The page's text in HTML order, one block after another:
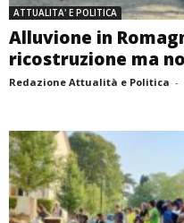
ATTUALITA' E POLITICA
Alluvione in
ricostruzione ma
Redazione Attualità e Politica -